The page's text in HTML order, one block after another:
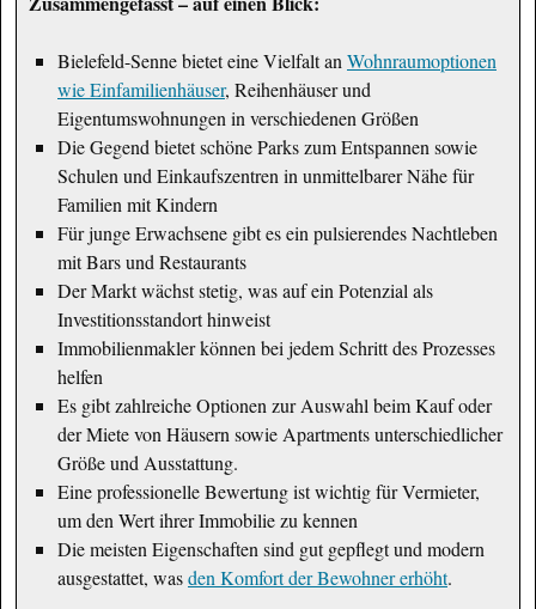
Bielefeld-Senne bietet eine Vielfalt an Wohnraumoptionen
wie Einfamilienhäuser, Reihenhäuser und
Eigentumswohnungen in verschiedenen Größen
Die Gegend bietet schöne Parks zum Entspannen sowie
Schulen und Einkaufszentren in unmittelbarer Nähe für
Familien mit Kindern
Für junge Erwachsene gibt es ein pulsierendes Nachtleben
mit Bars und Restaurants
Der Markt wächst stetig, was auf ein Potenzial als
Investitionsstandort hinweist
Immobilienmakler können bei jedem Schritt des Prozesses
helfen
Es gibt zahlreiche Optionen zur Auswahl beim Kauf oder
der Miete von Häusern sowie Apartments unterschiedlicher
Größe und Ausstattung.
Eine professionelle Bewertung ist wichtig für Vermieter,
um den Wert ihrer Immobilie zu kennen
Die meisten Eigenschaften sind gut gepflegt und modern
ausgestattet, wasden Komfort der Bewohner erhöht.